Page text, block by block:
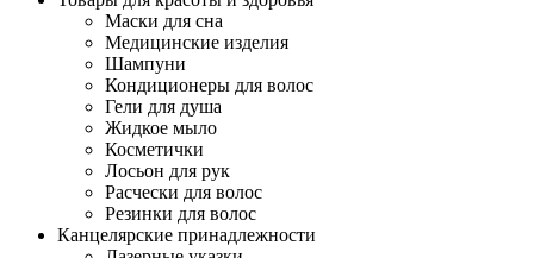
Маски для сна
Медицинские изделия
Шампуни
Кондиционеры для волос
Гели для душа
Жидкое мыло
Косметички
Лосьон для рук
Расчески для волос
Резинки для волос
Канцелярские принадлежности